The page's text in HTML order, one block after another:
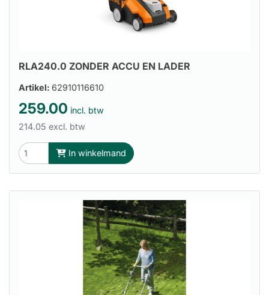
RLA240.0 ZONDER ACCU EN LADER
Artikel: 62910116610
259.00 incl. btw
214.05 excl. btw
In winkelmand